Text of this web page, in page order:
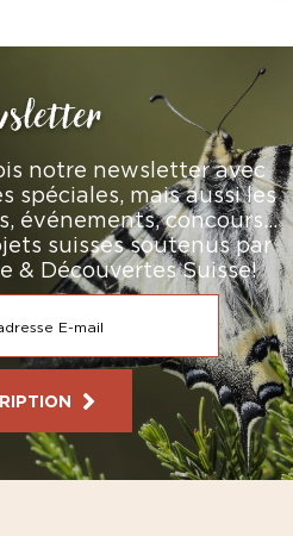
notre newsletter avec
spéciales, mais aussi les
événements, concours…
suisses soutenus par
& Découvertes Suisse!